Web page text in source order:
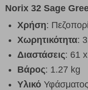
Norix 32 Sage
Χρήση:
Χωρητικότητα:
Διαστάσεις: 61
Βάρος: 1.27 kg
Υλικό